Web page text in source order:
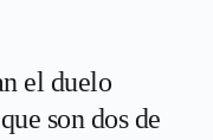
el duelo
son dos de